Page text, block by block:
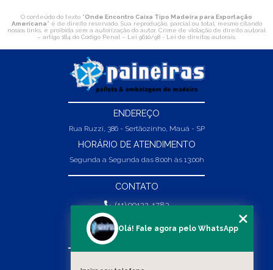
O conteúdo do texto "Onde Encontro Caixa Tipo Madeira para Exportação
Americana" é de direito reservado. Sua reprodução, parcial ou total, mesmo citando
nossos links, é proibida sem a autorização do autor. Crime de violação de direito autoral
– artigo 184 do Código Penal – Lei 9610/98 - Lei de direitos autorais.
ENDEREÇO
Rua Ruzzi, 386 - Sertãozinho, Mauá - SP
HORÁRIO DE ATENDIMENTO
Segunda a Segunda das 8:00h às 13:00h
CONTATO
(11) 99132-1783
(11) 99132-1783
vendas@abpaineiras.com.br
Olá! Fale agora pelo WhatsApp